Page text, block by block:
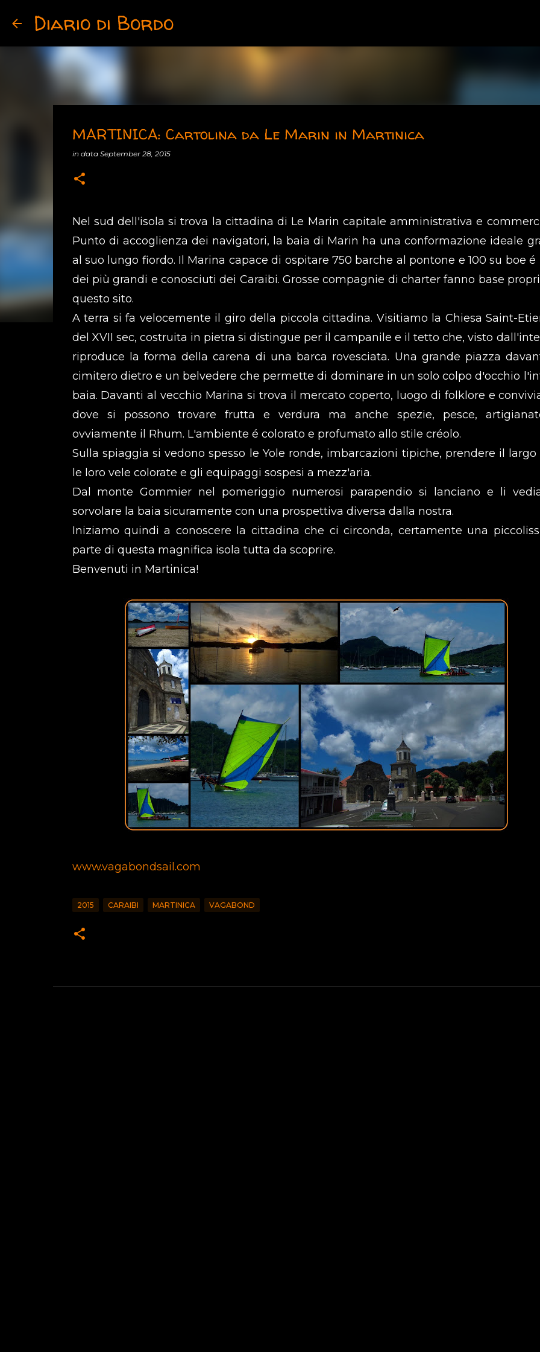
Diario di Bordo
MARTINICA: Cartolina da Le Marin in Martinica
in data September 28, 2015
Nel sud dell'isola si trova la cittadina di Le Marin capitale amministrativa e
Punto di accoglienza dei navigatori, la baia di Marin ha una conformazione ideale
al suo lungo fiordo. Il Marina capace di ospitare 750 barche al pontone e 100 su boe é
dei più grandi e conosciuti dei Caraibi. Grosse compagnie di charter fanno base
questo sito.
A terra si fa velocemente il giro della piccola cittadina. Visitiamo la Chiesa Saint-
del XVII sec, costruita in pietra si distingue per il campanile e il tetto che, visto
riproduce la forma della carena di una barca rovesciata. Una grande piazza
cimitero dietro e un belvedere che permette di dominare in un solo colpo d'occhio
baia. Davanti al vecchio Marina si trova il mercato coperto, luogo di folklore e
dove si possono trovare frutta e verdura ma anche spezie, pesce,
ovviamente il Rhum. L'ambiente é colorato e profumato allo stile créolo.
Sulla spiaggia si vedono spesso le Yole ronde, imbarcazioni tipiche, prendere il largo
le loro vele colorate e gli equipaggi sospesi a mezz'aria.
Dal monte Gommier nel pomeriggio numerosi parapendio si lanciano e li
sorvolare la baia sicuramente con una prospettiva diversa dalla nostra.
Iniziamo quindi a conoscere la cittadina che ci circonda, certamente una
parte di questa magnifica isola tutta da scoprire.
Benvenuti in Martinica!
www.vagabondsail.com
2015 CARAIBI MARTINICA VAGABOND